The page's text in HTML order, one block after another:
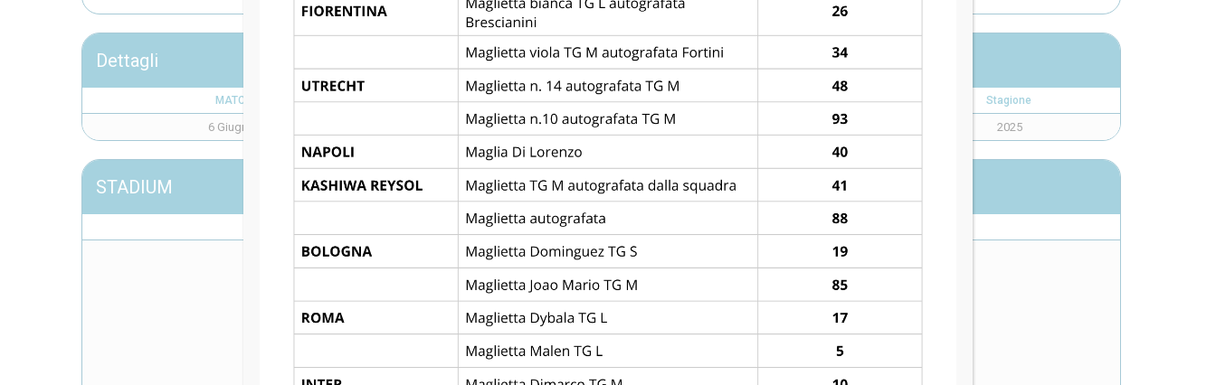
Dettagli
MATCH DAY League Stagione
6 Giugno 2025 Abano Football Trophy 2025
STADIUM
Stadio delle Terme *